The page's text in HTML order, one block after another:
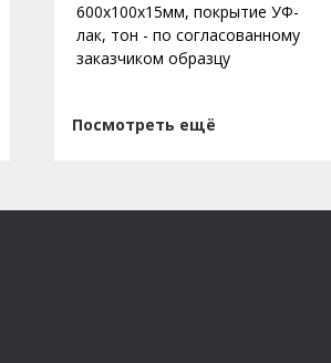
600х100х15мм, покрытие УФ-
лак, тон - по согласованному
заказчиком образцу
Посмотреть ещё